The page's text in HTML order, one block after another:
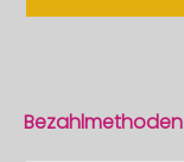
Bezahlmethoden